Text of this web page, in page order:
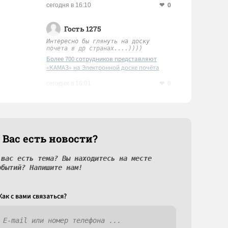
сегодня в 16:10 0
Гость 1275
Интересно бы глянуть на доску
почета в др странах....))))
Более 700 сотрудников представляют
«КАМАЗ» на Электронной доске почёта
есть новости?
есть тема? Вы находитесь на месте
Напишите нам!
c вами связаться?